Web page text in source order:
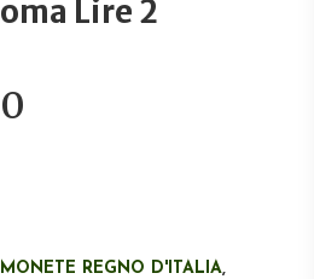
Lire 2
€25,00.
MONETE REGNO D'ITALIA,